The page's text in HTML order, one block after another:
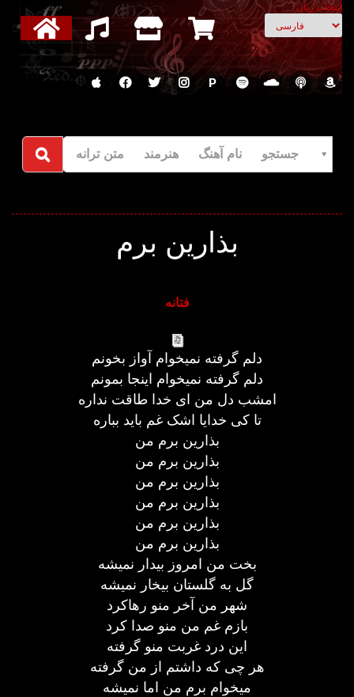
انتخاب زبان
P
جستجو نام آهنگ هنرمند متن ترانه
بذارین برم
فتانه
دلم گرفته نمیخوام آواز بخونم
دلم گرفته نمیخوام اینجا بمونم
امشب دل من ای خدا طاقت نداره
تا کی خدایا اشک غم باید بباره
بذارین برم من
بذارین برم من
بذارین برم من
بذارین برم من
بذارین برم من
بذارین برم من
بخت من امروز بیدار نمیشه
گل به گلستان بیخار نمیشه
شهر من آخر منو رهاکرد
بازم غم من منو صدا کرد
این درد غربت منو گرفته
هر چی که داشتم از من گرفته
میخوام برم من اما نمیشه